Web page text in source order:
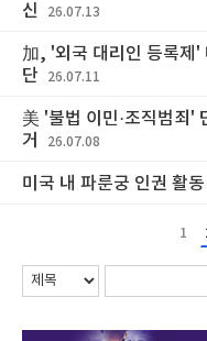
신
26.07.13
加, '외국 대리인 등록제'
단
26.07.11
美 '불법 이민·조직범죄'
거
26.07.08
미국 내 파룬궁 인권 활
1